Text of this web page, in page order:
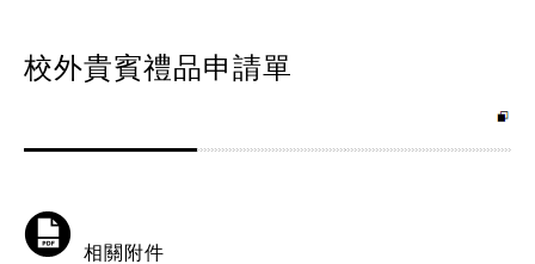
校外貴賓禮品申請單
相關附件